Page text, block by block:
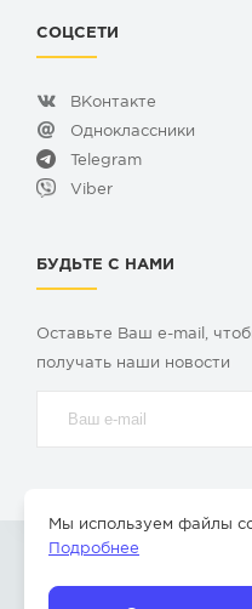
СОЦСЕТИ
ВКонтакте
Одноклассники
Telegram
Viber
БУДЬТЕ С НАМИ
Оставьте Ваш e-mail,
получать наши новости
Бор Нижегородской
Мы используем файлы
Подробнее